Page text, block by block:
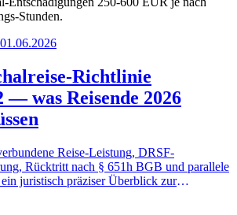
Stunden.
01.06.2026
Richtlinie
— was Reisende 2026
Reise-Leistung, DRSF-
Rücktritt nach § 651h BGB und parallele
juristisch präziser Überblick zur